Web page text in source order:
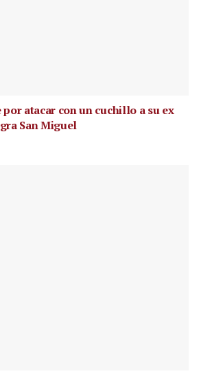
atacar con un cuchillo a su ex
San Miguel